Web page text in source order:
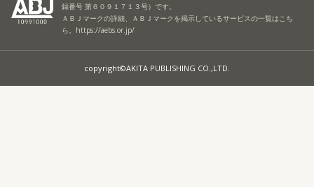
録番号 第６０９１７１３号）です。
ＡＢＪマークの詳細、ＡＢＪマークを掲示しているサービスの一覧はこち
ら。 https://aebs.or.jp/
copyright©AKITA PUBLISHING CO.,LTD.